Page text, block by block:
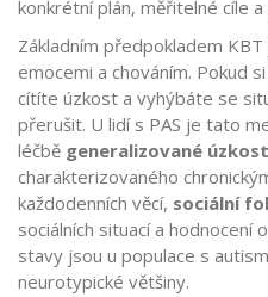
konkrétní plán, měřitelné cíle
Základním předpokladem
emocemi a chováním. Pokud
cítíte úzkost a vyhýbáte se
přerušit. U lidí s PAS je tato
léčbě generalizované
charakterizovaného
každodenních věcí, sociální
sociálních situací a hodnocení
stavy jsou u populace s
neurotypické většiny.